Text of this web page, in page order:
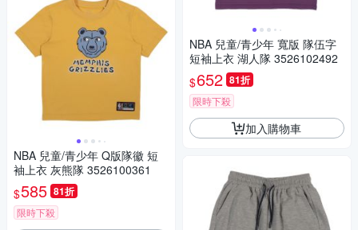
NBA 兒童/青少年 Q版隊徽 短
袖上衣 灰熊隊 3526100361
$585 81折
限時下殺
NBA 兒童/青少年 寬版 隊伍字
短袖上衣 湖人隊 3526102492
$652 81折
限時下殺
加入購物車